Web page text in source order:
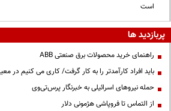
است
پربازدید ها
راهنمای خرید محصولات برق صنعتی ABB
باید افراد کارآمدتر را به کار گرفت/ کاری می کنیم
حمله نیروهای اسرائیلی به خبرنگار پرس‌تی‌وی
از التماس تا فروپاشی هژمونی دلار